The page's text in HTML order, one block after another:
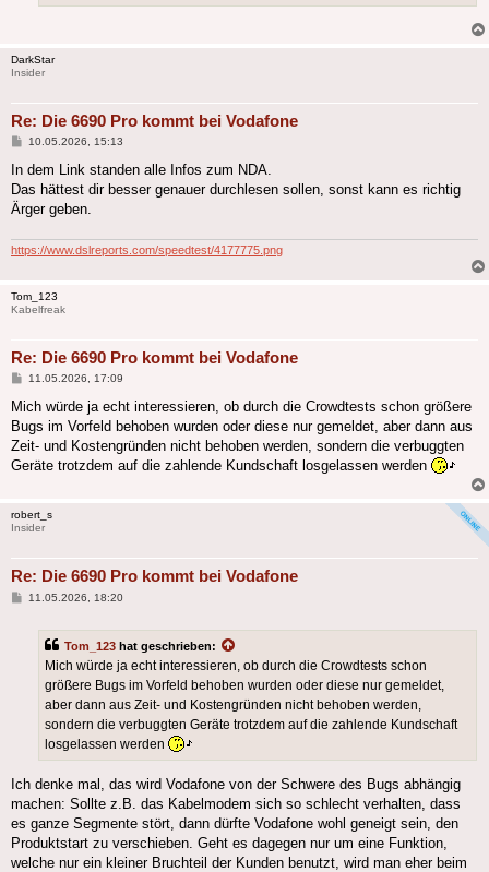
DarkStar
Insider
Re: Die 6690 Pro kommt bei Vodafone
Beitrag
10.05.2026, 15:13
In dem Link standen alle Infos zum NDA.
Das hättest dir besser genauer durchlesen sollen, sonst kann es richtig
Ärger geben.
https://www.dslreports.com/speedtest/4177775.png
Tom_123
Kabelfreak
Re: Die 6690 Pro kommt bei Vodafone
Beitrag
11.05.2026, 17:09
Mich würde ja echt interessieren, ob durch die Crowdtests schon größere
Bugs im Vorfeld behoben wurden oder diese nur gemeldet, aber dann aus
Zeit- und Kostengründen nicht behoben werden, sondern die verbuggten
Geräte trotzdem auf die zahlende Kundschaft losgelassen werden
robert_s
Insider
Re: Die 6690 Pro kommt bei Vodafone
Beitrag
11.05.2026, 18:20
Tom_123 hat geschrieben:
Mich würde ja echt interessieren, ob durch die Crowdtests schon
größere Bugs im Vorfeld behoben wurden oder diese nur gemeldet,
aber dann aus Zeit- und Kostengründen nicht behoben werden,
sondern die verbuggten Geräte trotzdem auf die zahlende Kundschaft
losgelassen werden
Ich denke mal, das wird Vodafone von der Schwere des Bugs abhängig
machen: Sollte z.B. das Kabelmodem sich so schlecht verhalten, dass
es ganze Segmente stört, dann dürfte Vodafone wohl geneigt sein, den
Produktstart zu verschieben. Geht es dagegen nur um eine Funktion,
welche nur ein kleiner Bruchteil der Kunden benutzt, wird man eher beim